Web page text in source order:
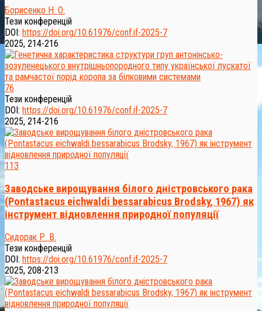
Борисенко Н. О.
Тези конференцій
DOI: https://doi.org/10.61976/conf.if-2025-7
2025, 214-216
76
Тези конференцій
DOI: https://doi.org/10.61976/conf.if-2025-7
2025, 214-216
113
Заводське вирощування білого дністровського рака
(Pontastacus eichwaldi bessarabicus Brodsky, 1967) як
інструмент відновлення природної популяції
Сидорак Р. В.
Тези конференцій
DOI: https://doi.org/10.61976/conf.if-2025-7
2025, 208-213